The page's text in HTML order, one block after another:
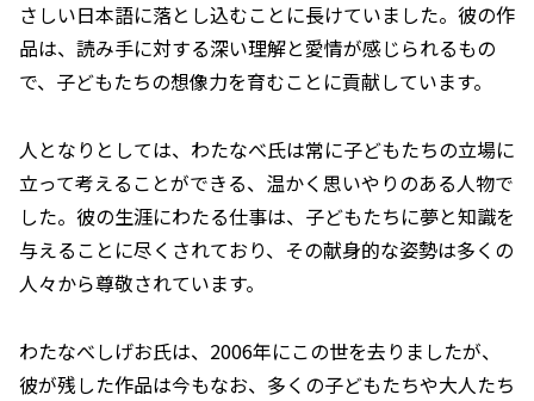
さしい日本語に落とし込むことに長けていました。彼の作
品は、読み手に対する深い理解と愛情が感じられるもの
で、子どもたちの想像力を育むことに貢献しています。
人となりとしては、わたなべ氏は常に子どもたちの立場に
立って考えることができる、温かく思いやりのある人物で
した。彼の生涯にわたる仕事は、子どもたちに夢と知識を
与えることに尽くされており、その献身的な姿勢は多くの
人々から尊敬されています。
わたなべしげお氏は、2006年にこの世を去りましたが、
彼が残した作品は今もなお、多くの子どもたちや大人たち